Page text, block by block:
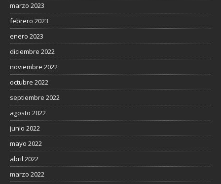
marzo 2023
febrero 2023
enero 2023
diciembre 2022
noviembre 2022
octubre 2022
septiembre 2022
agosto 2022
junio 2022
mayo 2022
abril 2022
marzo 2022